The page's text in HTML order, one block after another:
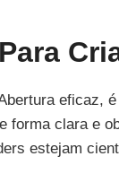
eficaz,
forma clara e
estejam